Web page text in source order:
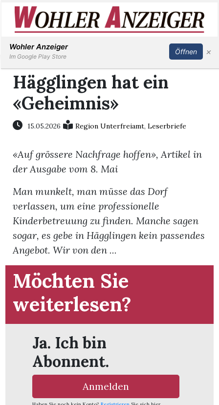
Immobilien
Veranstaltungen
Stellen
Paper
Newsletter
App
Inserieren Abonnieren Anmelden
Hägglingen hat ein
«Geheimnis»
15.05.2026 Region Unterfreiamt,Leserbriefe
«Auf grössere Nachfrage hoffen», Artikel in
der Ausgabe vom 8. Mai
Man munkelt, man müsse das Dorf
verlassen, um eine professionelle
Kinderbetreuung zu finden. Manche sagen
sogar, es gebe in Hägglingen kein passendes
Angebot. Wir von den ...
Möchten Sie
weiterlesen?
Ja. Ich bin
Abonnent.
Anmelden
Wohler Anzeiger
Im Google Play Store
Öffnen ×